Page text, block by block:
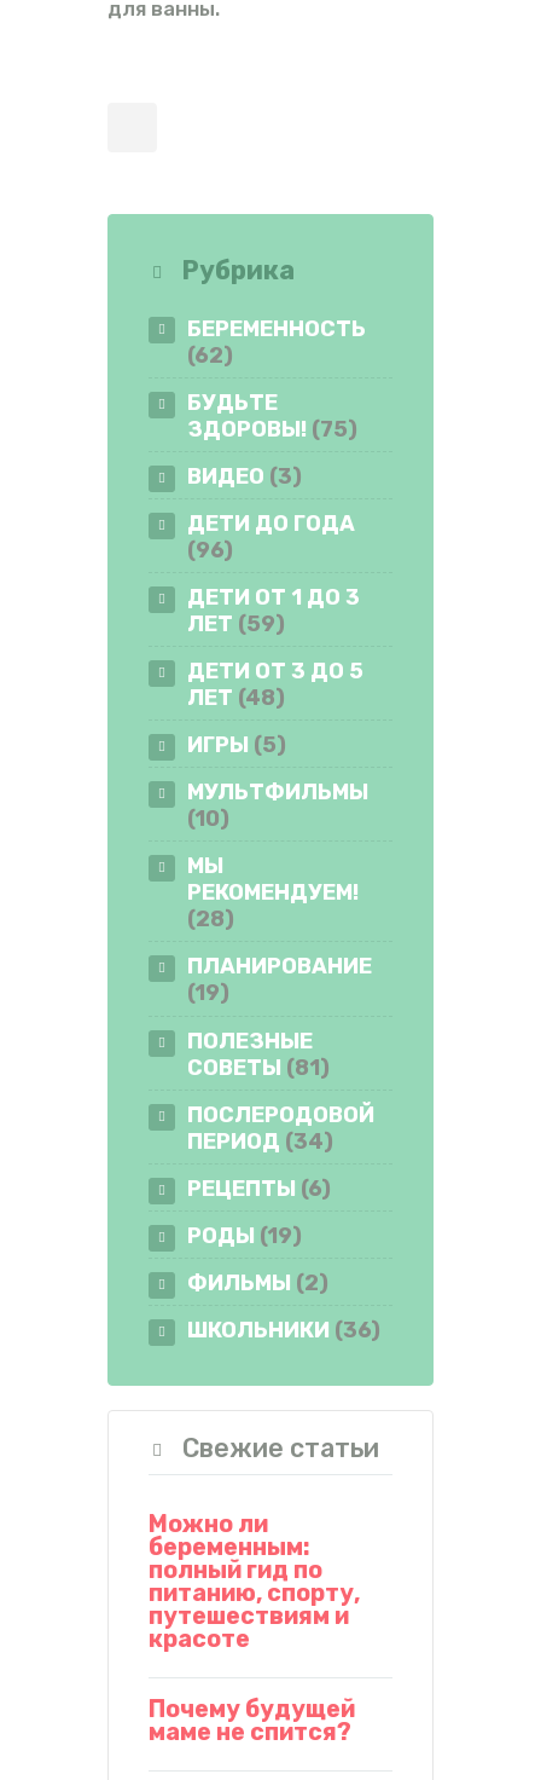
для ванны.
Рубрика
БЕРЕМЕННОСТЬ
(62)
БУДЬТЕ
ЗДОРОВЫ! (75)
ВИДЕО (3)
ДЕТИ ДО ГОДА
(96)
ДЕТИ ОТ 1 ДО 3
ЛЕТ (59)
ДЕТИ ОТ 3 ДО 5
ЛЕТ (48)
ИГРЫ (5)
МУЛЬТФИЛЬМЫ
(10)
МЫ
РЕКОМЕНДУЕМ!
(28)
ПЛАНИРОВАНИЕ
(19)
ПОЛЕЗНЫЕ
СОВЕТЫ (81)
ПОСЛЕРОДОВОЙ
ПЕРИОД (34)
РЕЦЕПТЫ (6)
РОДЫ (19)
ФИЛЬМЫ (2)
ШКОЛЬНИКИ (36)
Свежие статьи
Можно ли
беременным:
полный гид по
питанию, спорту,
путешествиям и
красоте
Почему будущей
маме не спится?